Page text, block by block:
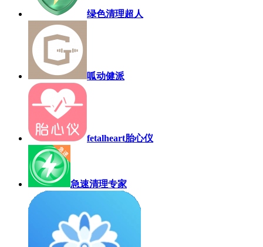
绿色清理超人
呱动健派
fetalheart胎心仪
急速清理专家